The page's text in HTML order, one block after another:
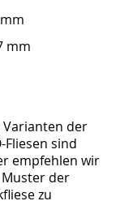
mm
der
Fliesen sind
empfehlen wir
der
zu